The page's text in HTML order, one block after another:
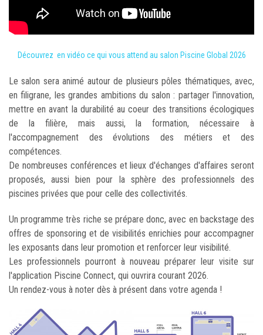
Découvrez en vidéo ce qui vous attend au salon Piscine Global 2026
Le salon sera animé autour de plusieurs pôles thématiques, avec,
en filigrane, les grandes ambitions du salon : partager l'innovation,
mettre en avant la durabilité au coeur des transitions écologiques
de la filière, mais aussi, la formation, nécessaire à
l'accompagnement des évolutions des métiers et des
compétences.
De nombreuses conférences et lieux d'échanges d'affaires seront
proposés, aussi bien pour la sphère des professionnels des
piscines privées que pour celle des collectivités.
Un programme très riche se prépare donc, avec en backstage des
offres de sponsoring et de visibilités enrichies pour accompagner
les exposants dans leur promotion et renforcer leur visibilité.
Les professionnels pourront à nouveau préparer leur visite sur
l'application Piscine Connect, qui ouvrira courant 2026.
Un rendez-vous à noter dès à présent dans votre agenda !